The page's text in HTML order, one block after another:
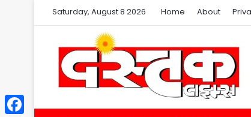
Saturday, August 8 2026 Home About